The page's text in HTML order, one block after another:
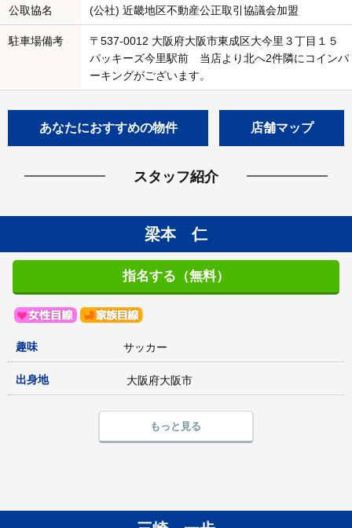
公取協名 (公社) 近畿地区不動産公正取引協議会加盟
駐車場備考
〒537-0012 大阪府大阪市東成区大今里３丁目１５
パッキーズ今里駅前 当店より北へ2件隣にコインパ
ーキングがございます。
あなたにおすすめの物件 店舗マップ
スタッフ紹介
梁本 仁
指名する（無料）
趣味 サッカー
出身地 大阪府大阪市
もっと見る